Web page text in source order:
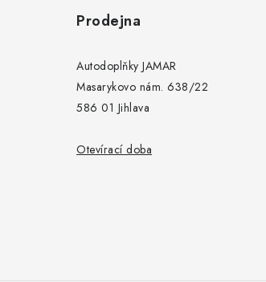
Prodejna
Autodoplňky JAMAR
Masarykovo nám. 638/22
586 01 Jihlava
Otevírací doba